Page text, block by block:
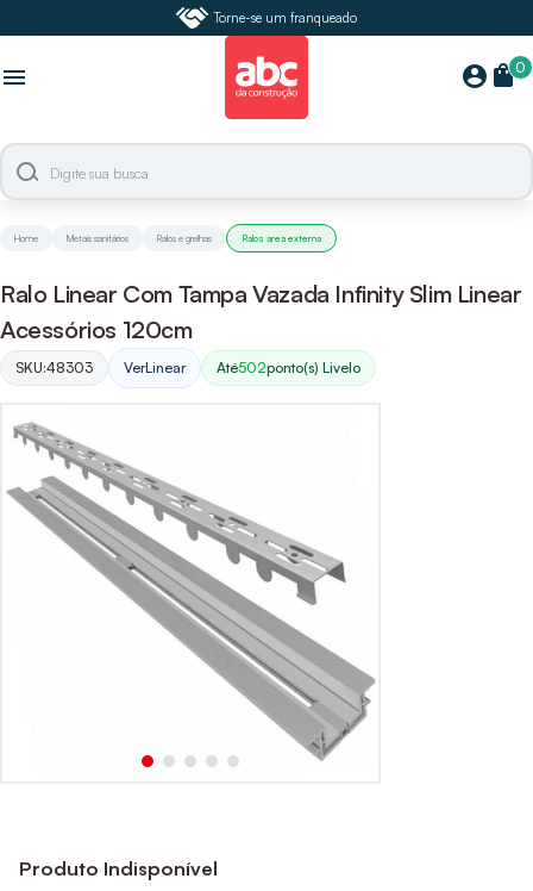
Torne-se um franqueado
menu account_circle 0
shopping_bag
Home Metais sanitários Ralos e grelhas Ralos area externa
Ralo Linear Com Tampa Vazada Infinity Slim Linear
Acessórios 120cm
SKU:48303 VerLinear Até502ponto(s) Livelo
Produto Indisponível